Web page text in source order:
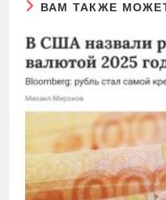
ВАМ ТАКЖЕ